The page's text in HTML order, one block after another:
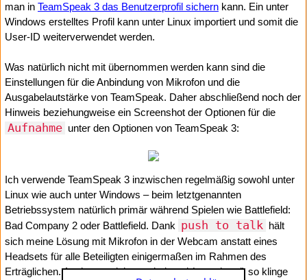
man in TeamSpeak 3 das Benutzerprofil sichern kann. Ein unter
Windows erstelltes Profil kann unter Linux importiert und somit die
User-ID weiterverwendet werden.
Was natürlich nicht mit übernommen werden kann sind die
Einstellungen für die Anbindung von Mikrofon und die
Ausgabelautstärke von TeamSpeak. Daher abschließend noch der
Hinweis beziehungweise ein Screenshot der Optionen für die
Aufnahme unter den Optionen von TeamSpeak 3:
Ich verwende TeamSpeak 3 inzwischen regelmäßig sowohl unter
Linux wie auch unter Windows – beim letztgenannten
Betriebssystem natürlich primär während Spielen wie Battlefield:
Bad Company 2 oder Battlefield. Dank push to talk hält
sich meine Lösung mit Mikrofon in der Webcam anstatt eines
Headsets für alle Beteiligten einigermaßen im Rahmen des
Erträglichen. Auch wenn ich anscheinend (manchmal) so klinge